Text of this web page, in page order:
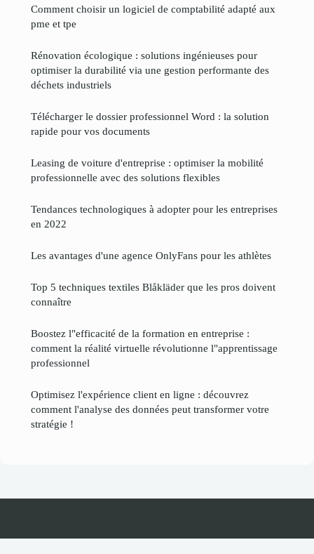
Comment choisir un logiciel de comptabilité adapté aux
pme et tpe
Rénovation écologique : solutions ingénieuses pour
optimiser la durabilité via une gestion performante des
déchets industriels
Télécharger le dossier professionnel Word : la solution
rapide pour vos documents
Leasing de voiture d'entreprise : optimiser la mobilité
professionnelle avec des solutions flexibles
Tendances technologiques à adopter pour les entreprises
en 2022
Les avantages d'une agence OnlyFans pour les athlètes
Top 5 techniques textiles Blåkläder que les pros doivent
connaître
Boostez l"efficacité de la formation en entreprise :
comment la réalité virtuelle révolutionne l"apprentissage
professionnel
Optimisez l'expérience client en ligne : découvrez
comment l'analyse des données peut transformer votre
stratégie !